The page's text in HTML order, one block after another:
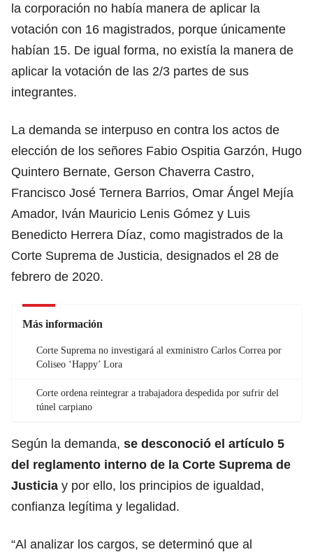
la corporación no había manera de aplicar la
votación con 16 magistrados, porque únicamente
habían 15. De igual forma, no existía la manera de
aplicar la votación de las 2/3 partes de sus
integrantes.
La demanda se interpuso en contra los actos de
elección de los señores Fabio Ospitia Garzón, Hugo
Quintero Bernate, Gerson Chaverra Castro,
Francisco José Ternera Barrios, Omar Ángel Mejía
Amador, Iván Mauricio Lenis Gómez y Luis
Benedicto Herrera Díaz, como magistrados de la
Corte Suprema de Justicia, designados el 28 de
febrero de 2020.
Más información
Corte Suprema no investigará al exministro Carlos Correa por
Coliseo ‘Happy’ Lora
Corte ordena reintegrar a trabajadora despedida por sufrir del
túnel carpiano
Según la demanda, se desconoció el artículo 5
del reglamento interno de la Corte Suprema de
Justicia y por ello, los principios de igualdad,
confianza legítima y legalidad.
“Al analizar los cargos, se determinó que al